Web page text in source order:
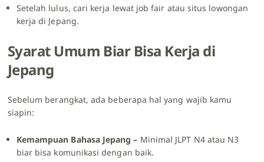
Setelah lulus, cari kerja lewat job fair atau situs lowongan
kerja di Jepang.
Syarat Umum Biar Bisa Kerja di
Jepang
Sebelum berangkat, ada beberapa hal yang wajib kamu
siapin:
Kemampuan Bahasa Jepang – Minimal JLPT N4 atau N3
biar bisa komunikasi dengan baik.